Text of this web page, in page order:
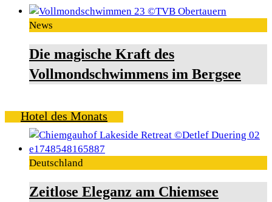
News
Die magische Kraft des
Vollmondschwimmens im Bergsee
Hotel des Monats
Deutschland
Zeitlose Eleganz am Chiemsee